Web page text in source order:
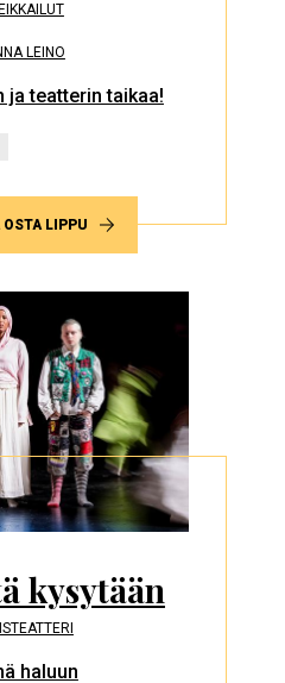
LEINO
ja teatterin taikaa!
LIPPU
kysytään
haluun